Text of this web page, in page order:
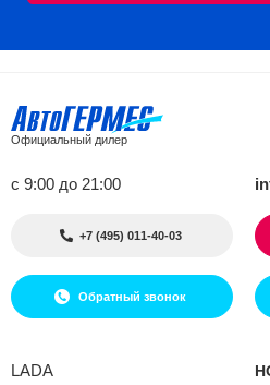
Официальный дилер
с 9:00 до 21:00
+7 (495) 011-40-03
Обратный звонок
LADA